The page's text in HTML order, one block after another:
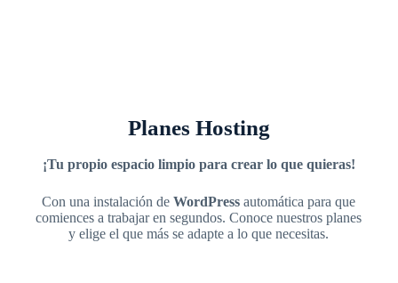
Planes Hosting
¡Tu propio espacio limpio para crear lo que quieras!
Con una instalación deWordPress automática para que
comiences a trabajar en segundos. Conoce nuestros planes
y elige el que más se adapte a lo que necesitas.